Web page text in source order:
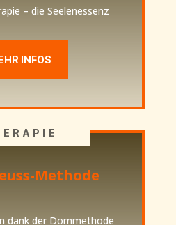
– die Seelenessenz
INFOS
Methode
dank der Dornmethode